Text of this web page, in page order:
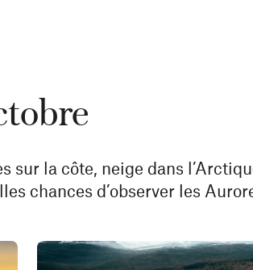
sur la côte, neige dans
chances d’observer les